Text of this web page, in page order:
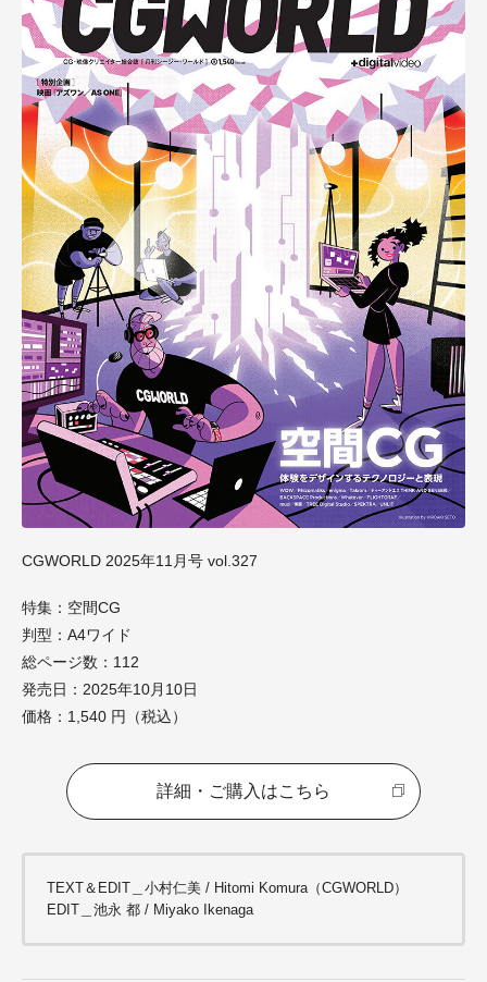
CGWORLD 2025年11月号 vol.327
特集：空間CG
判型：A4ワイド
総ページ数：112
発売日：2025年10月10日
価格：1,540 円（税込）
詳細・ご購入はこちら
TEXT＆EDIT＿小村仁美 / Hitomi Komura（CGWORLD）
EDIT＿池永 都 / Miyako Ikenaga